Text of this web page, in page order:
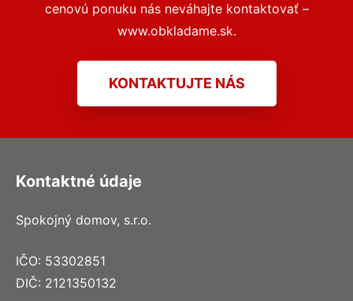
cenovú ponuku nás neváhajte kontaktovať –
www.obkladame.sk.
KONTAKTUJTE NÁS
Kontaktné údaje
Spokojný domov, s.r.o.
IČO: 53302851
DIČ: 2121350132